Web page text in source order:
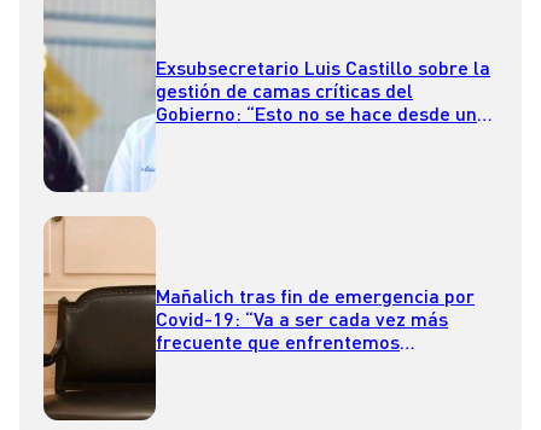
Exsubsecretario Luis Castillo sobre la
gestión de camas críticas del
Gobierno: “Esto no se hace desde una
Mañalich tras fin de emergencia por
Covid-19: “Va a ser cada vez más
frecuente que enfrentemos